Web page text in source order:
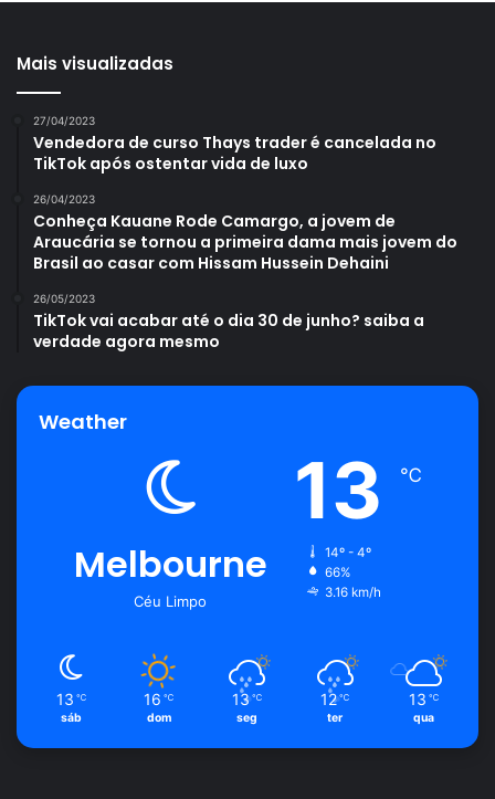
Mais visualizadas
27/04/2023
Vendedora de curso Thays trader é cancelada no
TikTok após ostentar vida de luxo
26/04/2023
Conheça Kauane Rode Camargo, a jovem de
Araucária se tornou a primeira dama mais jovem do
Brasil ao casar com Hissam Hussein Dehaini
26/05/2023
TikTok vai acabar até o dia 30 de junho? saiba a
verdade agora mesmo
Weather
Melbourne
Céu Limpo
13 ℃
14º - 4º
66%
3.16 km/h
13 ℃
sáb
16 ℃
dom
13 ℃
seg
12 ℃
ter
13 ℃
qua